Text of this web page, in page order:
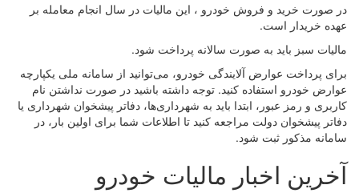
در صورت خرید و فروش خودرو ، این مالیات در سال انجام معامله بر
عهده خریدار است.
مالیات سبز باید به صورت سالانه پرداخت شود.
برای پرداخت عوارض آلایندگی خودرو، می‌توانید از سامانه ملی یکپارچه
عوارض خودرو استفاده کنید. توجه داشته باشید در صورت نداشتن نام
کاربری و رمز عبور، ابتدا باید به شهرداری‌ها، دفاتر پیشخوان شهرداری یا
دفاتر پیشخوان دولت مراجعه کنید تا اطلاعات شما برای اولین‌ بار، در
سامانه مذکور ثبت شود.
آخرین اخبار مالیات خودرو